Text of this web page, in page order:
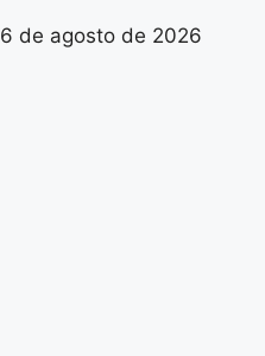
6 de agosto de 2026